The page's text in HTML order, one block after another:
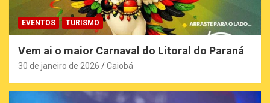
EVENTOS TURISMO
Vem ai o maior Carnaval do Litoral do Paraná
30 de janeiro de 2026 Caiobá